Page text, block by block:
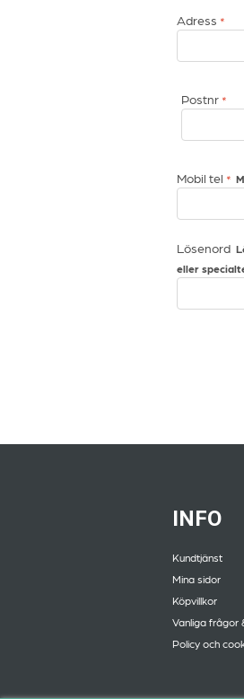
Adress *
Postnr *
Mobil tel *
Lösenord
eller
INFO
Kundtjänst
Mina sidor
Köpvillkor
Vanliga frågor
Policy och